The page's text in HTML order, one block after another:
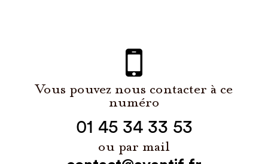
Vous pouvez nous contacter à ce
numéro
01 45 34 33 53
ou par mail